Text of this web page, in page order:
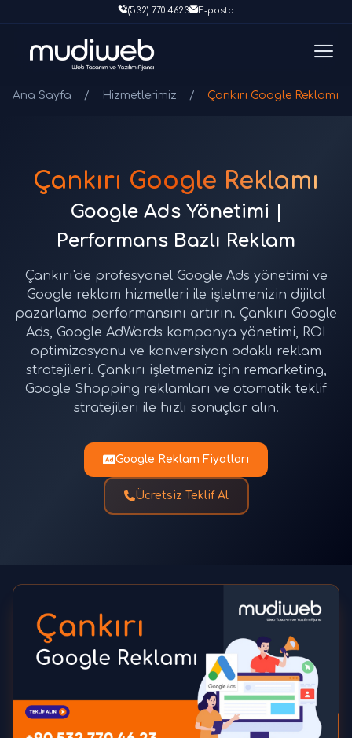
(532) 770 4623 E-posta
Ana Sayfa / Hizmetlerimiz / Çankırı Google Reklamı
Çankırı Google Reklamı
Google Ads Yönetimi |
Performans Bazlı Reklam
Çankırı'de profesyonel Google Ads yönetimi ve
Google reklam hizmetleri ile işletmenizin dijital
pazarlama performansını artırın. Çankırı Google
Ads, Google AdWords kampanya yönetimi, ROI
optimizasyonu ve konversiyon odaklı reklam
stratejileri. Çankırı işletmeniz için remarketing,
Google Shopping reklamları ve otomatik teklif
stratejileri ile hızlı sonuçlar alın.
Google Reklam Fiyatları
Ücretsiz Teklif Al